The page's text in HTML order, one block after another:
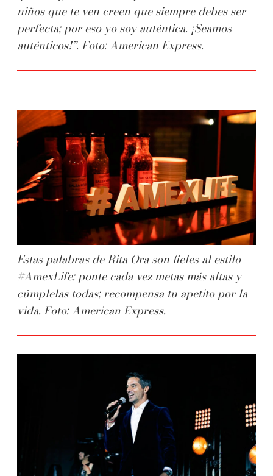
niños que te ven creen que siempre debes ser
perfecta; por eso yo soy auténtica. ¡Seamos
auténticos!”. Foto: American Express.
Estas palabras de Rita Ora son fieles al estilo
#AmexLife: ponte cada vez metas más altas y
cúmplelas todas; recompensa tu apetito por la
vida. Foto: American Express.